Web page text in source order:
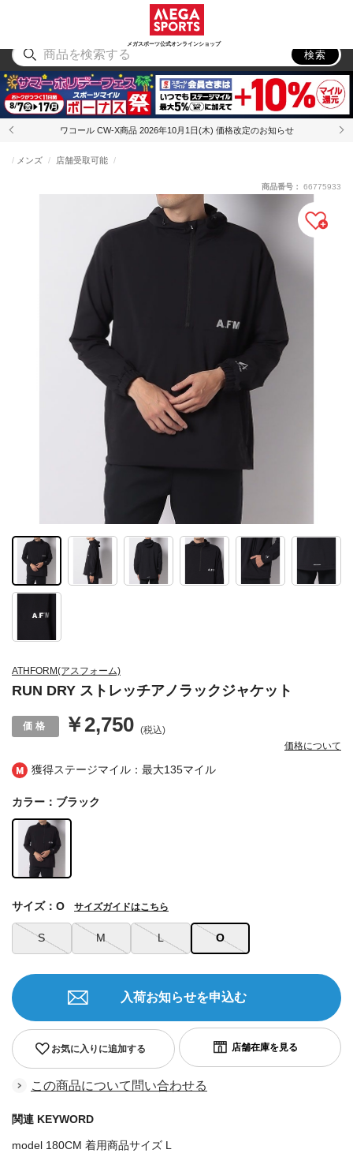
メガスポーツ公式オンラインショップ
アウトドア
検索
ワコール CW-X商品 2026年10月1日(木) 価格改定のお知らせ
獲得ステージマイル：最大135マイル
ATHFORM(アスフォーム)
RUN DRY ストレッチアノラックジャケット
メンズ 店舗受取可能
￥2,750 (税込)
価格について
商品番号： 66775933
カラー：ブラック
S M L O
サイズ：O サイズガイドはこちら
お気に入りに追加する
入荷お知らせを申込む
この商品について問い合わせる
関連 KEYWORD
model 180CM 着用商品サイズ L